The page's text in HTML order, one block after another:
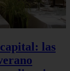
las